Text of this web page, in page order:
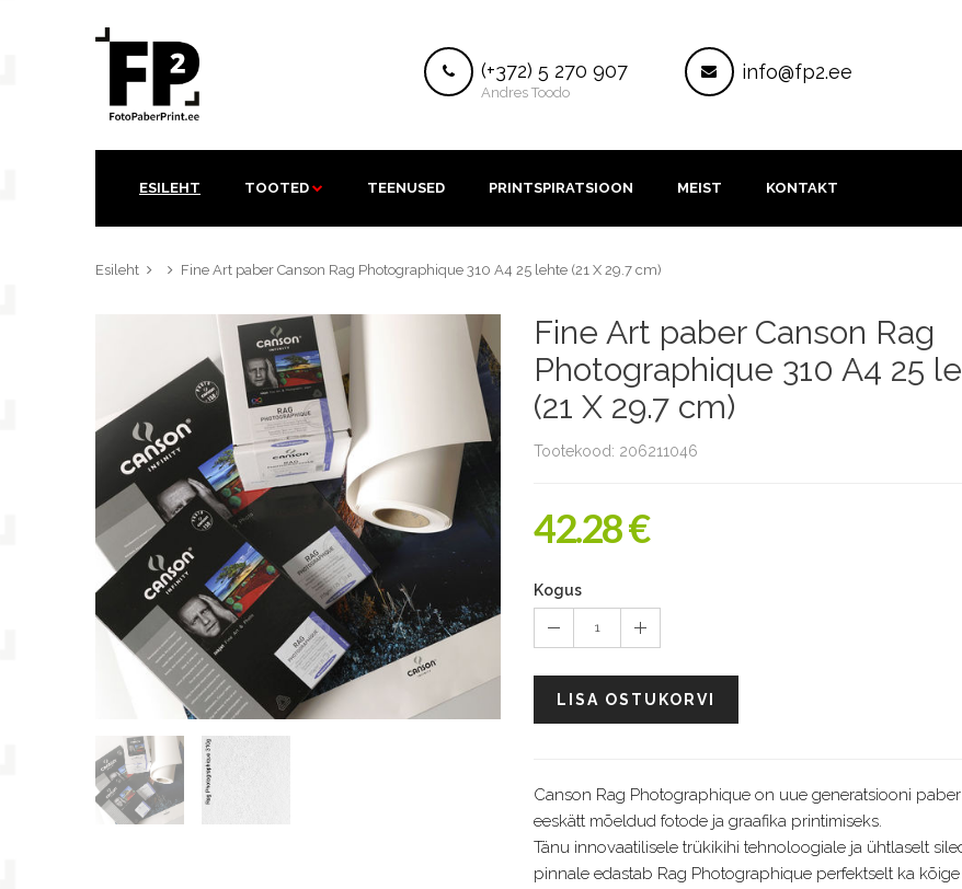
(+372) 5 270 907
Andres Toodo
Post
info@fp2.ee
ESILEHT TOOTED TEENUSED PRINTSPIRATSIOON MEIST KONTAKT
Esileht Fine Art paber Canson Rag Photographique 310 A4 25 lehte (21 X 29.7 cm)
Fine Art paber Canson Rag
Photographique 310 A4 25
(21 X 29.7 cm)
Tootekood: 206211046
42.28 €
Kogus
1
LISA OSTUKORVI
Canson Rag Photographique on uue generatsiooni
eeskätt mõeldud fotode ja graafika printimiseks.
Tänu innovaatilisele trükikihi tehnoloogiale ja ühtlaselt
pinnale edastab Rag Photographique perfektselt ka